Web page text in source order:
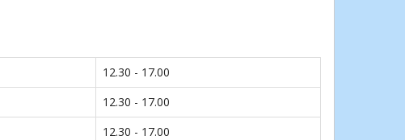
12.30 - 17.00
12.30 - 17.00
12.30 - 17.00